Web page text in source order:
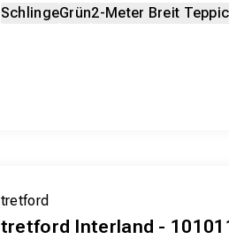
SchlingeGrün2-Meter Breit
tretford
tretford Interland -